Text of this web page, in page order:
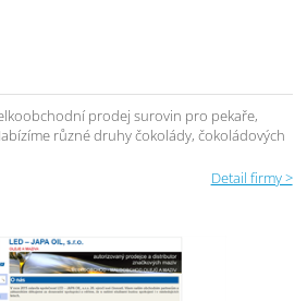
prodej surovin pro pekaře,
různé druhy čokolády, čokoládových
Detail firmy >